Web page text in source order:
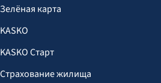
Зелёная карта
KASKO
KASKO Старт
Страхование жилища